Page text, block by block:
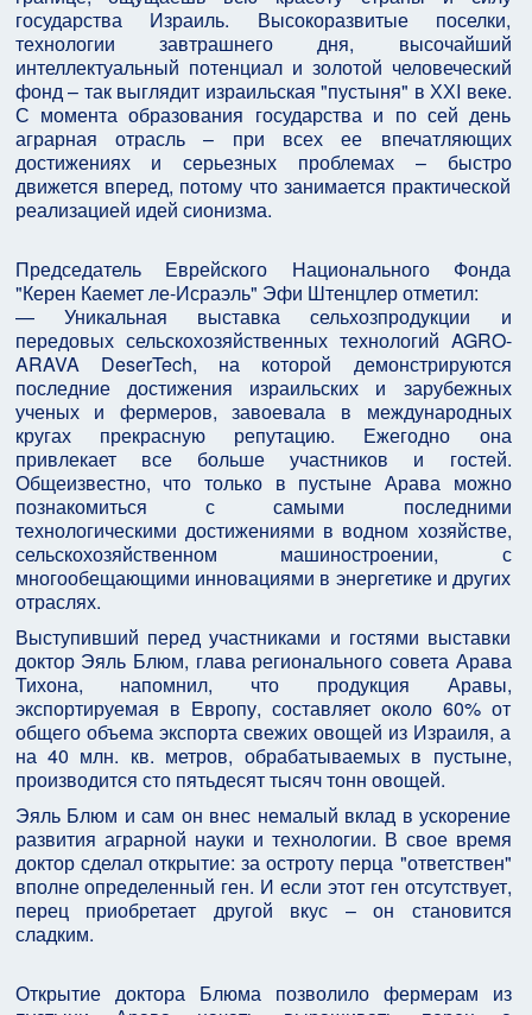
государства Израиль. Высокоразвитые поселки,
технологии завтрашнего дня, высочайший
интеллектуальный потенциал и золотой человеческий
фонд – так выглядит израильская "пустыня" в ХХI веке.
С момента образования государства и по сей день
аграрная отрасль – при всех ее впечатляющих
достижениях и серьезных проблемах – быстро
движется вперед, потому что занимается практической
реализацией идей сионизма.
Председатель Еврейского Национального Фонда
"Керен Каемет ле-Исраэль" Эфи Штенцлер отметил:
— Уникальная выставка сельхозпродукции и
передовых сельскохозяйственных технологий AGRO-
ARAVA DeserTech, на которой демонстрируются
последние достижения израильских и зарубежных
ученых и фермеров, завоевала в международных
кругах прекрасную репутацию. Ежегодно она
привлекает все больше участников и гостей.
Общеизвестно, что только в пустыне Арава можно
познакомиться с самыми последними
технологическими достижениями в водном хозяйстве,
сельскохозяйственном машиностроении, с
многообещающими инновациями в энергетике и других
отраслях.
Выступивший перед участниками и гостями выставки
доктор Эяль Блюм, глава регионального совета Арава
Тихона, напомнил, что продукция Аравы,
экспортируемая в Европу, составляет около 60% от
общего объема экспорта свежих овощей из Израиля, а
на 40 млн. кв. метров, обрабатываемых в пустыне,
производится сто пятьдесят тысяч тонн овощей.
Эяль Блюм и сам он внес немалый вклад в ускорение
развития аграрной науки и технологии. В свое время
доктор сделал открытие: за остроту перца "ответствен"
вполне определенный ген. И если этот ген отсутствует,
перец приобретает другой вкус – он становится
сладким.
Открытие доктора Блюма позволило фермерам из